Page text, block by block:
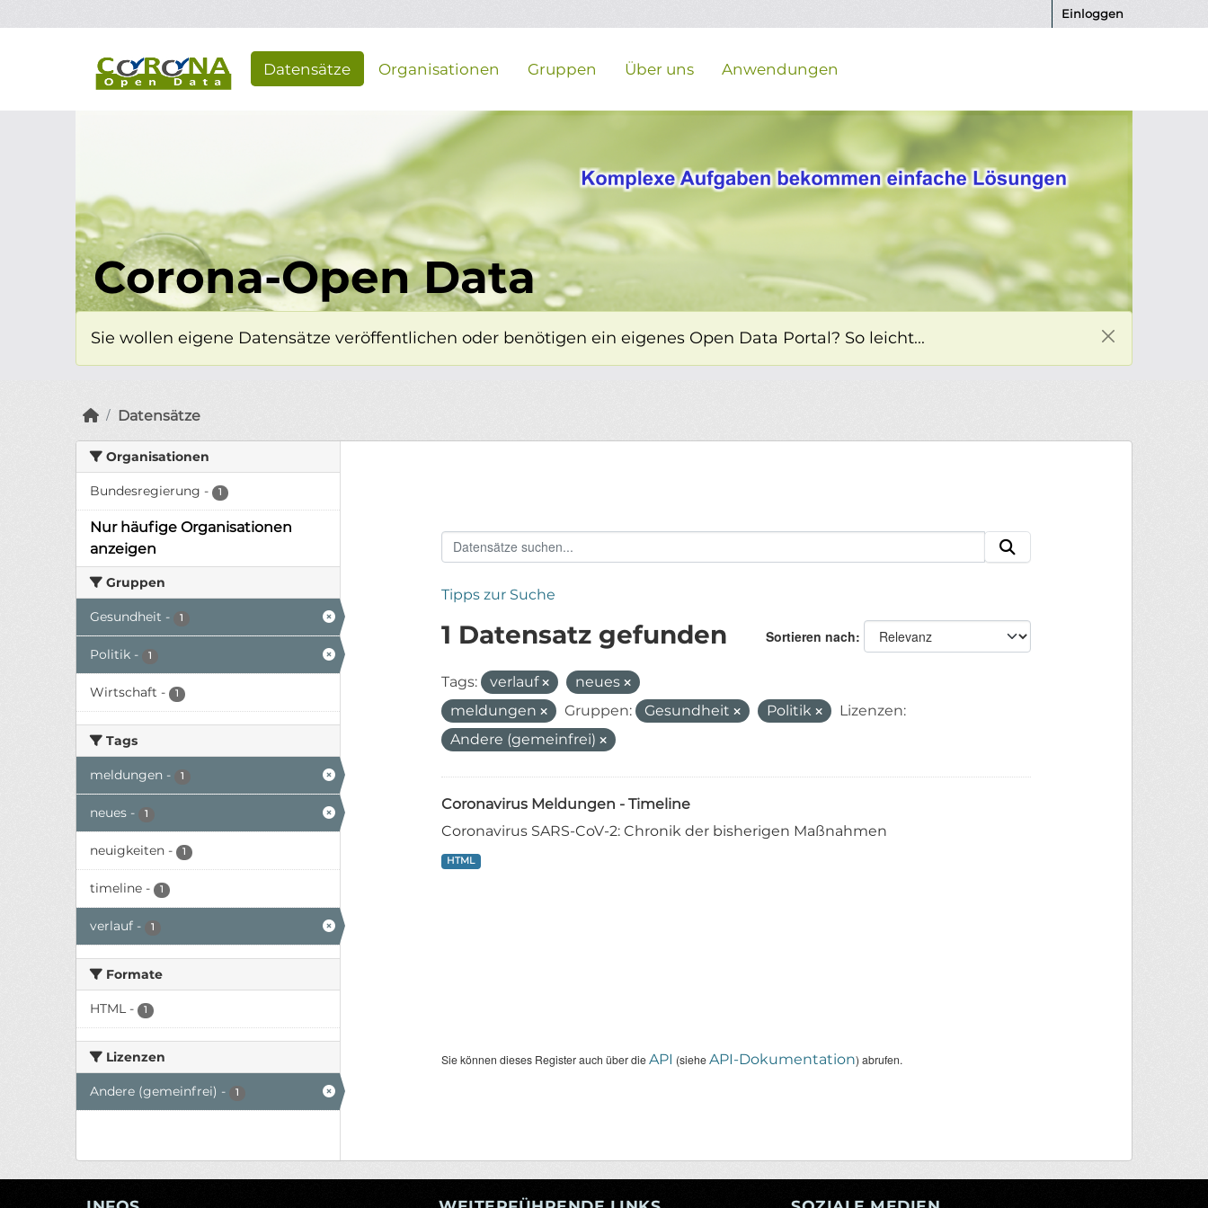
Einloggen
Datensätze Organisationen Gruppen Über uns Anwendungen
Corona-Open Data
Sie wollen eigene Datensätze veröffentlichen oder benötigen ein eigenes Open Data Portal? So leicht...
Datensätze
Organisationen
Bundesregierung - 1
Nur häufige Organisationen
anzeigen
Gruppen
Gesundheit - 1
Politik - 1
Wirtschaft - 1
Tags
meldungen - 1
neues - 1
neuigkeiten - 1
timeline - 1
verlauf - 1
Formate
HTML - 1
Lizenzen
Andere (gemeinfrei) - 1
Tipps zur Suche
Sortieren nach
1 Datensatz gefunden
Tags: verlauf
neues
meldungen
Gruppen: Gesundheit Politik
Lizenzen:
Andere (gemeinfrei)
Coronavirus Meldungen - Timeline
Coronavirus SARS-CoV-2: Chronik der bisherigen Maßnahmen
HTML
Sie können dieses Register auch über dieAPI (sieheAPI-Dokumentation) abrufen.